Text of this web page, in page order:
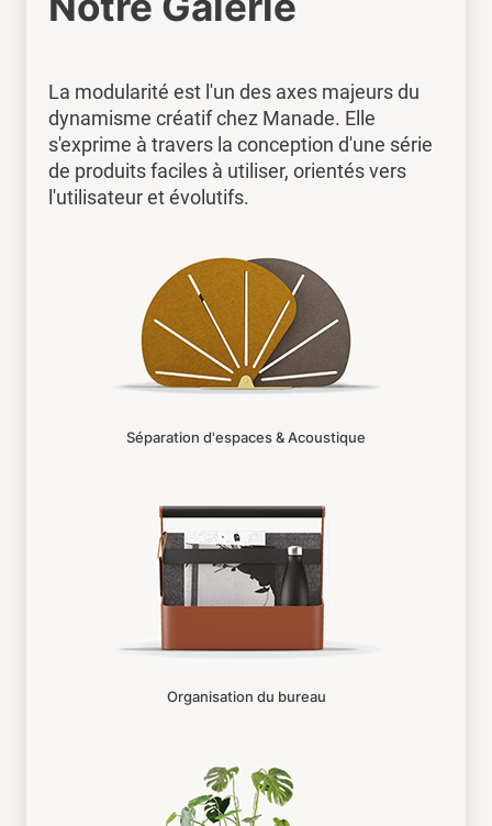
La modularité est l'un des axes majeurs du
dynamisme créatif chez Manade. Elle
s'exprime à travers la conception d'une série
de produits faciles à utiliser, orientés vers
l'utilisateur et évolutifs.
Séparation d'espaces & Acoustique
Organisation du bureau